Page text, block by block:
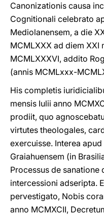
Canonizationis causa
Cognitionali celebrato
Mediolanensem, a die
MCMLXXX ad diem XXI
MCMLXXXVI, addito
(annis MCMLxxx-
His completis
mensis Iulii anno
prodiit, quo
virtutes theologales,
exercuisse. Interea
Graiahuensem (in
Processus de sanatione
intercessioni adseripta.
pervestigato, Nobis
anno MCMXCII,